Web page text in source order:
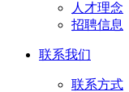
人才理念
招聘信息
联系我们
联系方式